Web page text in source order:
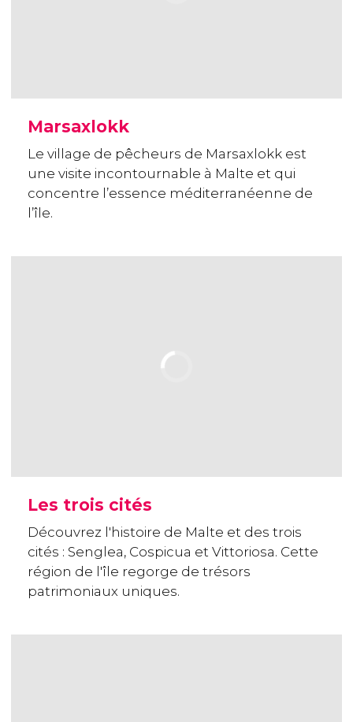
Marsaxlokk
Le village de pêcheurs de Marsaxlokk est
une visite incontournable à Malte et qui
concentre l’essence méditerranéenne de
l’île.
Les trois cités
Découvrez l'histoire de Malte et des trois
cités : Senglea, Cospicua et Vittoriosa. Cette
région de l'île regorge de trésors
patrimoniaux uniques.